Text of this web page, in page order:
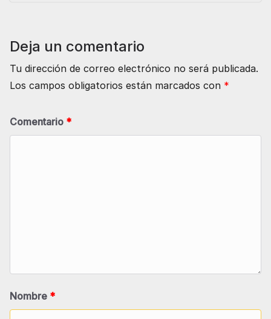
Deja un comentario
Tu dirección de correo electrónico no será publicada.
Los campos obligatorios están marcados con *
Comentario *
Nombre *